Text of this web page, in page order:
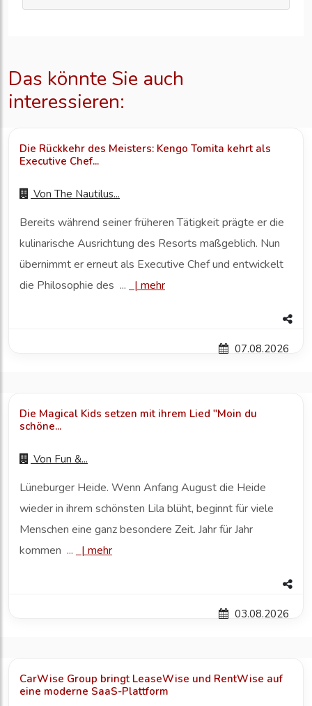
Das könnte Sie auch
interessieren:
Die Rückkehr des Meisters: Kengo Tomita kehrt als
Executive Chef...
Von The Nautilus...
Bereits während seiner früheren Tätigkeit prägte er die
kulinarische Ausrichtung des Resorts maßgeblich. Nun
übernimmt er erneut als Executive Chef und entwickelt
die Philosophie des ...
| mehr
07.08.2026
Die Magical Kids setzen mit ihrem Lied "Moin du
schöne...
Von Fun &...
Lüneburger Heide. Wenn Anfang August die Heide
wieder in ihrem schönsten Lila blüht, beginnt für viele
Menschen eine ganz besondere Zeit. Jahr für Jahr
kommen ...
| mehr
03.08.2026
CarWise Group bringt LeaseWise und RentWise auf
eine moderne SaaS-Plattform